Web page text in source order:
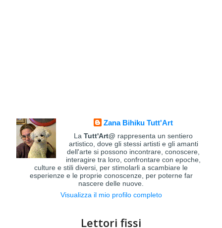
Zana Bihiku Tutt'Art
LaTutt'Art@ rappresenta un sentiero
artistico, dove gli stessi artisti e gli amanti
dell'arte si possono incontrare, conoscere,
interagire tra loro, confrontare con epoche,
culture e stili diversi, per stimolarli a scambiare le
esperienze e le proprie conoscenze, per poterne far
nascere delle nuove.
Visualizza il mio profilo completo
Lettori fissi